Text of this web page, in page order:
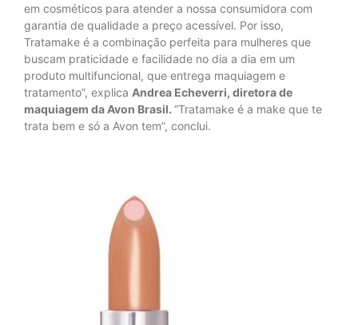
em cosméticos para atender a nossa consumidora com
garantia de qualidade a preço acessível. Por isso,
Tratamake é a combinação perfeita para mulheres que
buscam praticidade e facilidade no dia a dia em um
produto multifuncional, que entrega maquiagem e
tratamento”, explica Andrea Echeverri, diretora de
maquiagem da Avon Brasil. “Tratamake é a make que te
trata bem e só a Avon tem”, conclui.